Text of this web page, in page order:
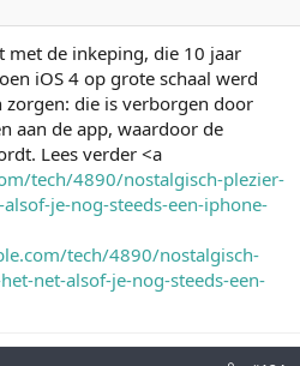
met de inkeping, die 10 jaar
iOS 4 op grote schaal werd
die is verborgen door
aan de app, waardoor de
Lees verder <a
tech/4890/nostalgisch-plezier-
je-nog-steeds-een-iphone-
tech/4890/nostalgisch-
net-alsof-je-nog-steeds-een-